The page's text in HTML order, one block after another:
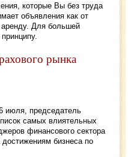
которые Вы без труда
объявления как от
Для большей
рынка
июля, председатель
самых влиятельных
финансового сектора
бизнеса по